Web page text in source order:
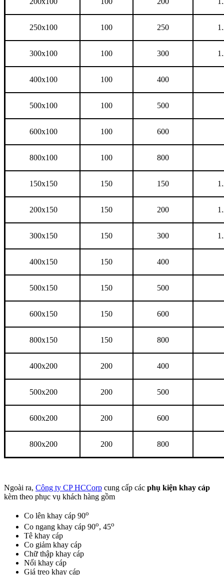
250x100 100 250
300x100 100 300
400x100 100 400
500x100 100 500
600x100 100 600
800x100 100 800
150x150 150 150
200x150 150 200
300x150 150 300
400x150 150 400
500x150 150 500
600x150 150 600
800x150 150 800
400x200 200 400
500x200 200 500
600x200 200 600
800x200 200 800
Ngoài ra, Công ty CP HCCorp cung cấp các phụ kiện khay cáp
kèm theo phục vụ khách hàng gồm
Co lên khay cáp 90o
Co ngang khay cáp 90o, 45o
Tê khay cáp
Co giảm khay cáp
Chữ thập khay cáp
Nối khay cáp
Giá treo khay cáp